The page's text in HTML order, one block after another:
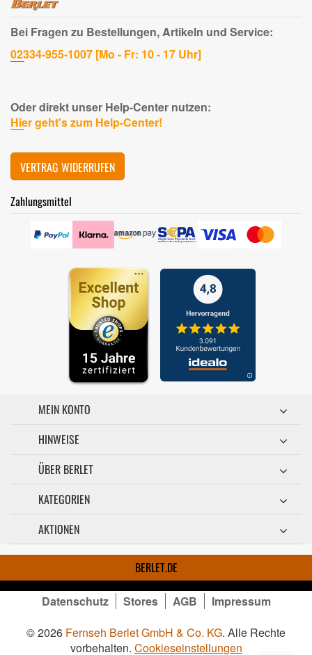
Bei Fragen zu Bestellungen, Artikeln und Service:
02334-955-1007 [Mo - Fr: 10 - 17 Uhr]
Oder direkt unser Help-Center nutzen:
Hier geht's zum Help-Center!
VERTRAG WIDERRUFEN
Zahlungsmittel
MEIN KONTO
HINWEISE
ÜBER BERLET
KATEGORIEN
AKTIONEN
BERLET.DE
Datenschutz Stores AGB
Impressum
© 2026 Fernseh Berlet GmbH & Co. KG. Alle Rechte
vorbehalten. Cookieseinstellungen